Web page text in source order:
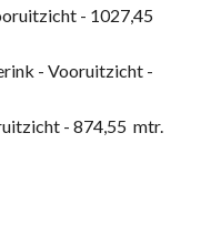
- 1027,45
- Vooruitzicht -
- 874,55 mtr.